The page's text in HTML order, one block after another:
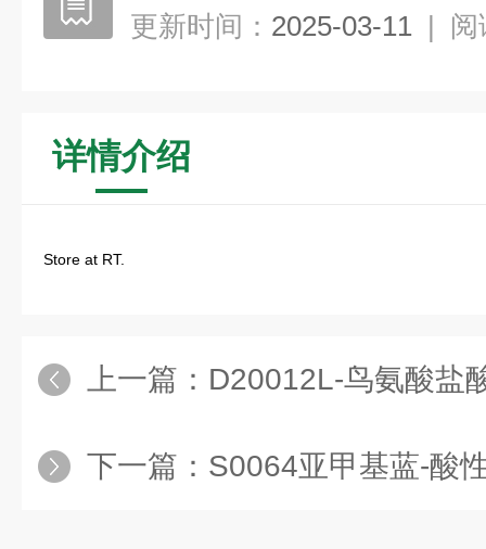
更新时间： 2025-03-11 | 阅
详情介绍
Store at RT.
上一篇： D20012L-鸟氨酸盐
下一篇： S0064亚甲基蓝-酸